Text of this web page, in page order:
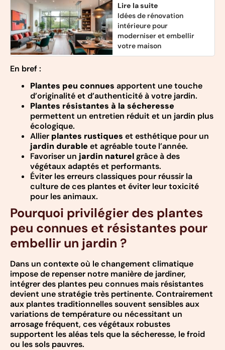
Lire la suite
Idées de rénovation
intérieure pour
moderniser et embellir
votre maison
En bref :
Plantes peu connues apportent une touche
d’originalité et d’authenticité à votre jardin.
Plantes résistantes à la sécheresse
permettent un entretien réduit et un jardin plus
écologique.
Allier plantes rustiques et esthétique pour un
jardin durable et agréable toute l’année.
Favoriser un jardin naturelgrâce à des
végétaux adaptés et performants.
Éviter les erreurs classiques pour réussir la
culture de ces plantes et éviter leur toxicité
pour les animaux.
Pourquoi privilégier des plantes
peu connues et résistantes pour
embellir un jardin ?
Dans un contexte où le changement climatique
impose de repenser notre manière de jardiner,
intégrer des plantes peu connues mais résistantes
devient une stratégie très pertinente. Contrairement
aux plantes traditionnelles souvent sensibles aux
variations de température ou nécessitant un
arrosage fréquent, ces végétaux robustes
supportent les aléas tels que la sécheresse, le froid
ou les sols pauvres.